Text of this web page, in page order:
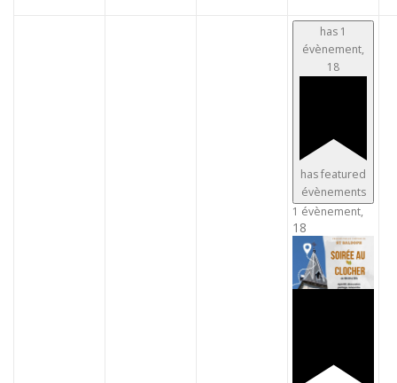
has 1
évènement,
18
has featured
évènements
1 évènement,
18